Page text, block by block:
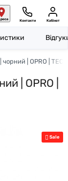
Контакти Кабінет
| OPRO |
| OPRO |
Sale